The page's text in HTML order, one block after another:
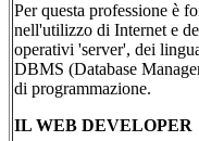
Per questa professione è
nell'utilizzo di Internet e
operativi 'server', dei
DBMS (Database
di programmazione.
IL WEB DEVELOPER